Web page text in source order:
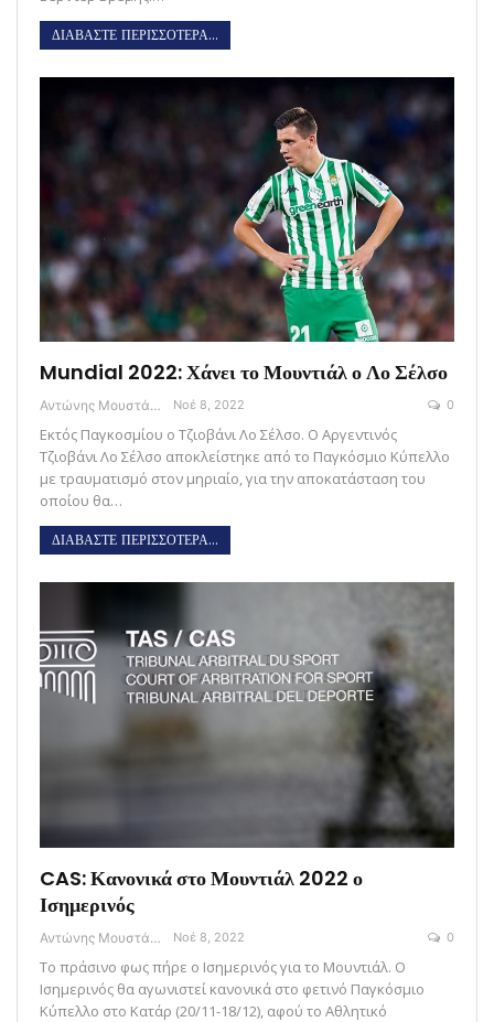
ΔΙΑΒΑΣΤΕ ΠΕΡΙΣΣΟΤΕΡΑ...
Mundial 2022: Χάνει το Μουντιάλ ο Λο Σέλσο
Αντώνης Μουστάκας Νοέ 8, 2022 0
Εκτός Παγκοσμίου ο Τζιοβάνι Λο Σέλσο. Ο Αργεντινός
Τζιοβάνι Λο Σέλσο αποκλείστηκε από το Παγκόσμιο Κύπελλο
με τραυματισμό στον μηριαίο, για την αποκατάσταση του
οποίου θα…
ΔΙΑΒΑΣΤΕ ΠΕΡΙΣΣΟΤΕΡΑ...
CAS: Κανονικά στο Μουντιάλ 2022 ο
Ισημερινός
Αντώνης Μουστάκας Νοέ 8, 2022 0
Το πράσινο φως πήρε ο Ισημερινός για το Μουντιάλ. O
Ισημερινός θα αγωνιστεί κανονικά στο φετινό Παγκόσμιο
Κύπελλο στο Κατάρ (20/11-18/12), αφού το Αθλητικό